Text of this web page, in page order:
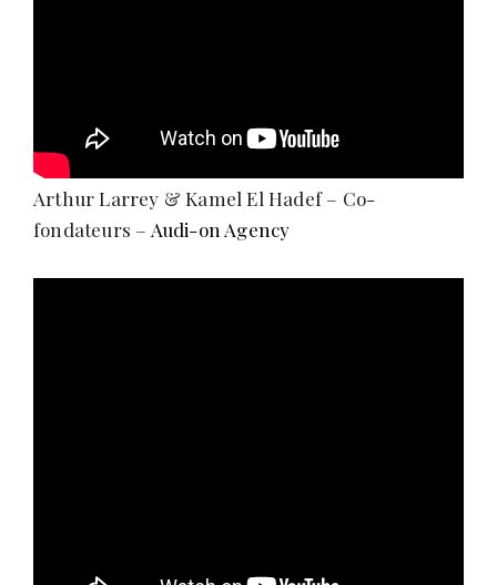
Arthur Larrey & Kamel El Hadef – Co-
fondateurs – Audi-on Agency